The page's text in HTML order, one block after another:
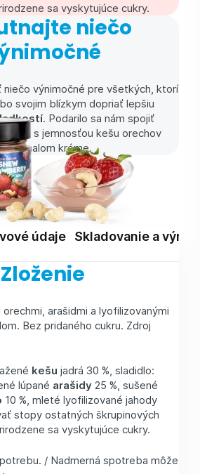
sa vyskytujúce cukry.
niečo
výnimočné pre všetkých, ktorí
svojim blízkym dopriať lepšiu
. Podarilo sa nám spojiť
jahôd s jemnosťou kešu orechov
kréme.
údaje Skladovanie a
Zloženie
arašidmi a lyofilizovanými
Bez pridaného cukru. Zdroj
kešu jadrá 30 %, sladidlo:
lúpané arašidy 25 %, sušené
10 %, mleté lyofilizované jahody
stopy ostatných škrupinových
sa vyskytujúce cukry.
/ Nadmerná spotreba môže